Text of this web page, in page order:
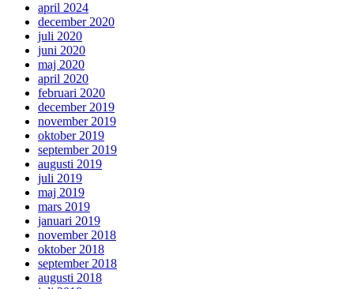
april 2024
december 2020
juli 2020
juni 2020
maj 2020
april 2020
februari 2020
december 2019
november 2019
oktober 2019
september 2019
augusti 2019
juli 2019
maj 2019
mars 2019
januari 2019
november 2018
oktober 2018
september 2018
augusti 2018